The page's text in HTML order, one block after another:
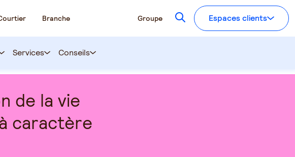
Branche Groupe RecherchezEspaces clients
Services Conseils
de la vie
caractère